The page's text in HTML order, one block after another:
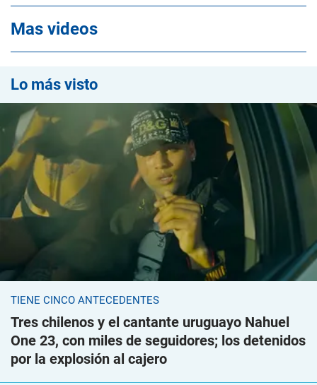
Mas videos
Lo más visto
TIENE CINCO ANTECEDENTES
Tres chilenos y el cantante uruguayo Nahuel
One 23, con miles de seguidores; los detenidos
por la explosión al cajero